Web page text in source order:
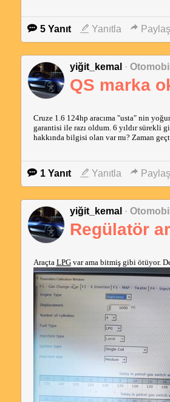
5 Yanıt Yanıtla Paylaş
yiğit_kemal ·
QS marka
Cruze 1.6 124hp aracıma "usta" nin
garantisi ile razı oldum. 6 yıldır sürekli
hakkında bilgisi olan var mı? Zaman
1 Yanıt Yanıtla Paylaş
yiğit_kemal ·
Regülatör
Araçta LPG var ama bitmiş gibi ötüyor.